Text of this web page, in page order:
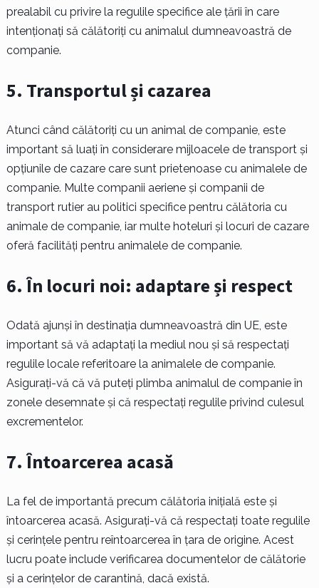
prealabil cu privire la regulile specifice ale țării în care
intenționați să călătoriți cu animalul dumneavoastră de
companie.
5. Transportul și cazarea
Atunci când călătoriți cu un animal de companie, este
important să luați în considerare mijloacele de transport și
opțiunile de cazare care sunt prietenoase cu animalele de
companie. Multe companii aeriene și companii de
transport rutier au politici specifice pentru călătoria cu
animale de companie, iar multe hoteluri și locuri de cazare
oferă facilități pentru animalele de companie.
6. În locuri noi: adaptare și respect
Odată ajunși în destinația dumneavoastră din UE, este
important să vă adaptați la mediul nou și să respectați
regulile locale referitoare la animalele de companie.
Asigurați-vă că vă puteți plimba animalul de companie în
zonele desemnate și că respectați regulile privind culesul
excrementelor.
7. Întoarcerea acasă
La fel de importantă precum călătoria inițială este și
întoarcerea acasă. Asigurați-vă că respectați toate regulile
și cerințele pentru reîntoarcerea în țara de origine. Acest
lucru poate include verificarea documentelor de călătorie
și a cerințelor de carantină, dacă există.